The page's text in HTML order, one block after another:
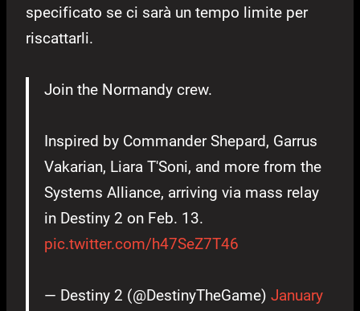
specificato se ci sarà un tempo limite per
riscattarli.
Join the Normandy crew.
Inspired by Commander Shepard, Garrus
Vakarian, Liara T'Soni, and more from the
Systems Alliance, arriving via mass relay
in Destiny 2 on Feb. 13.
pic.twitter.com/h47SeZ7T46
— Destiny 2 (@DestinyTheGame) January